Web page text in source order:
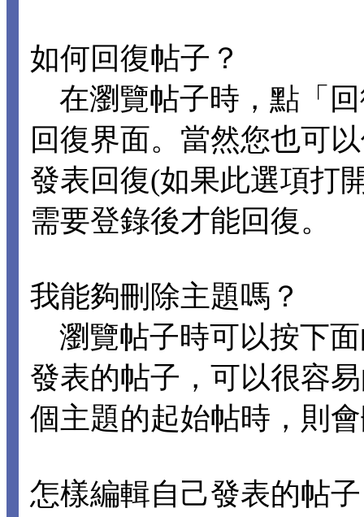
如何回復帖子？
在瀏覽帖子時，點「
回復界面。當然您也可
發表回復(如果此選項打
需要登錄後才能回復。
我能夠刪除主題嗎？
瀏覽帖子時可以按下
發表的帖子，可以很容
個主題的起始帖時，則
怎樣編輯自己發表的帖